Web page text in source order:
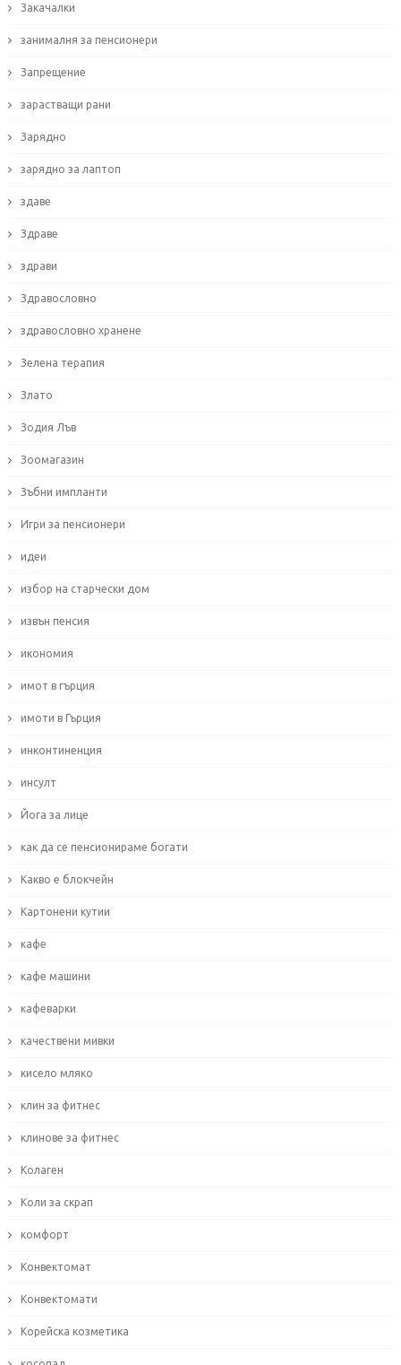
Закачалки
занималня за пенсионери
Запрещение
зарастващи рани
Зарядно
зарядно за лаптоп
здаве
Здраве
здрави
Здравословно
здравословно хранене
Зелена терапия
Злато
Зодия Лъв
Зоомагазин
Зъбни импланти
Игри за пенсионери
идеи
избор на старчески дом
извън пенсия
икономия
имот в гърция
имоти в Гърция
инконтиненция
инсулт
Йога за лице
как да се пенсионираме богати
Какво е блокчейн
Картонени кутии
кафе
кафе машини
кафеварки
качествени мивки
кисело мляко
клин за фитнес
клинове за фитнес
Колаген
Коли за скрап
комфорт
Конвектомат
Конвектомати
Корейска козметика